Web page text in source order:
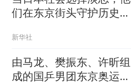
们在东京街头守护历史记
新华社
由马龙、樊振东、许昕组
成的国乒男团东京奥运会